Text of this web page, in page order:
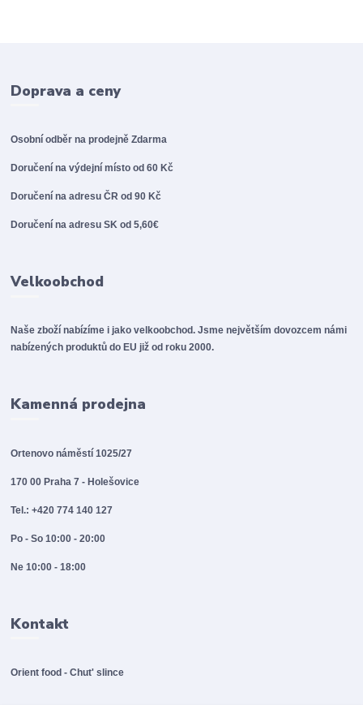
Doprava a ceny
Osobní odběr na prodejněZdarma
Doručení na výdejní místo od 60 Kč
Doručení na adresu ČR od 90 Kč
Doručení na adresu SK od 5,60€
Velkoobchod
Naše zboží nabízíme i jako velkoobchod. Jsme největším dovozcem námi
nabízených produktů do EU již od roku 2000.
Kamenná prodejna
Ortenovo náměstí 1025/27
170 00 Praha 7 - Holešovice
Tel.: +420 774 140 127
Po - So 10:00 - 20:00
Ne 10:00 - 18:00
Kontakt
Orient food - Chut' slince